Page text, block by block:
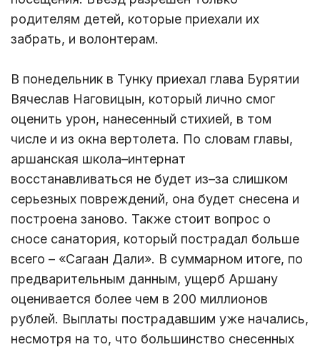
родителям детей, которые приехали их
забрать, и волонтерам.
В понедельник в Тунку приехал глава Бурятии
Вячеслав Наговицын, который лично смог
оценить урон, нанесенный стихией, в том
числе и из окна вертолета. По словам главы,
аршанская школа–интернат
восстанавливаться не будет из–за слишком
серьезных повреждений, она будет снесена и
построена заново. Также стоит вопрос о
сносе санатория, который пострадал больше
всего – «Сагаан Дали». В суммарном итоге, по
предварительным данным, ущерб Аршану
оценивается более чем в 200 миллионов
рублей. Выплаты пострадавшим уже начались,
несмотря на то, что большинство снесенных